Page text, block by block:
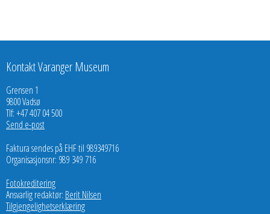
Kontakt Varanger Museum
Grensen 1
9800 Vadsø
Tlf: +47 407 04 500
Send e-post
Faktura sendes på EHF til 989349716
Organisasjonsnr: 989 349 716
Fotokreditering
Ansvarlig redaktør: Berit Nilsen
Tilgjengelighetserklæring